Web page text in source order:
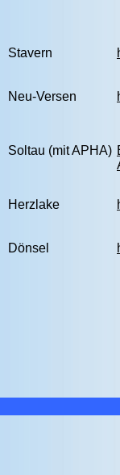
Stavern
Neu-Versen
Soltau (mit APHA)
Herzlake
Dönsel